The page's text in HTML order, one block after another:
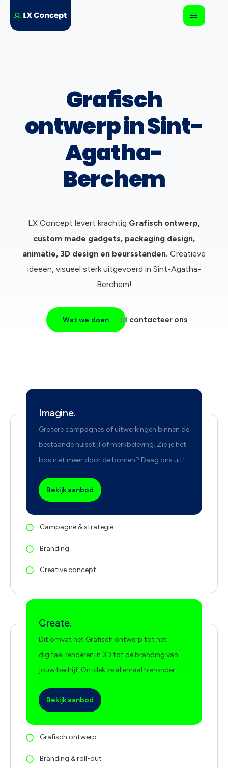
Grafisch
ontwerp in Sint-
Agatha-
Berchem
LX Concept levert krachtig Grafisch ontwerp,
custom made gadgets, packaging design,
animatie, 3D design en beursstanden. Creatieve
ideeën, visueel sterk uitgevoerd in Sint-Agatha-
Berchem!
Wat we doen of contacteer ons
Imagine.
Grotere campagnes of uitwerkingen binnen de
bestaande huisstijl of merkbeleving. Zie je het
bos niet meer door de bomen? Daag ons uit!
Bekijk aanbod
Campagne & strategie
Branding
Creative concept
Create.
Dit omvat het Grafisch ontwerp tot het
digitaal renderen in 3D tot de branding van
jouw bedrijf. Ontdek ze allemaal hieronder.
Bekijk aanbod
Grafisch ontwerp
Branding & roll-out